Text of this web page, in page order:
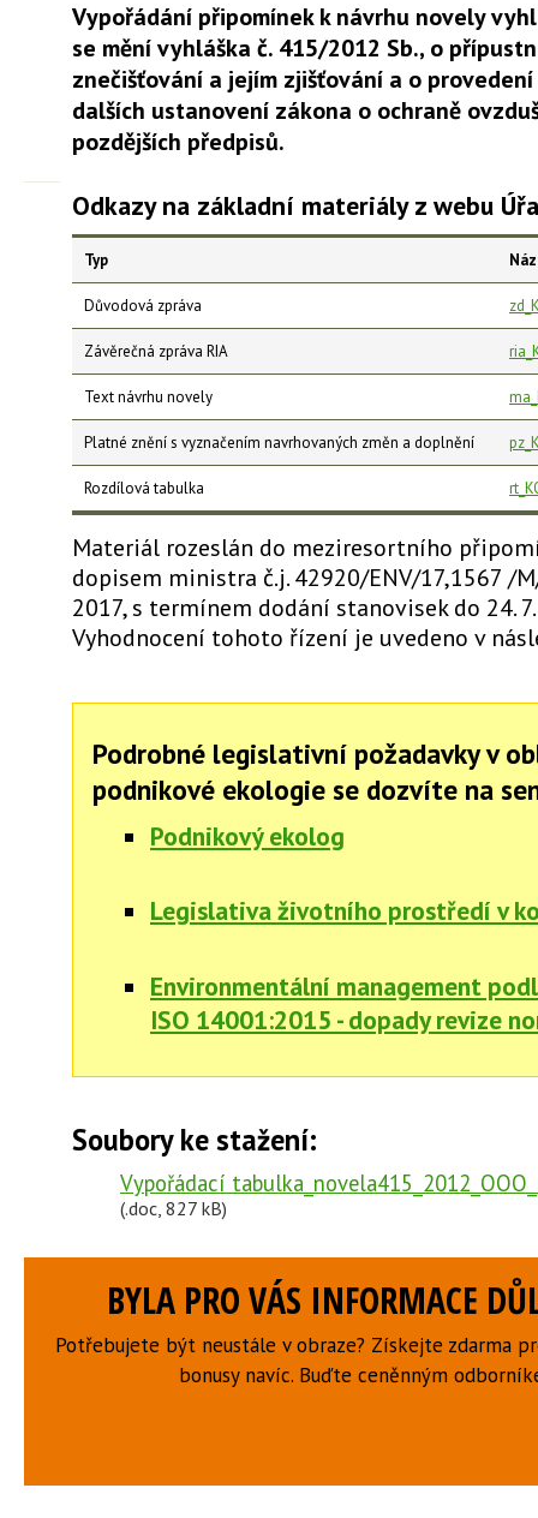
Vypořádání připomínek k návrhu novely
se mění vyhláška č. 415/2012 Sb., o
znečišťování a jejím zjišťování a o
dalších ustanovení zákona o ochraně
pozdějších předpisů.
Odkazy na základní materiály z webu
Typ
Důvodová zpráva
Závěrečná zpráva RIA
Text návrhu novely
Platné znění s vyznačením navrhovaných změn a doplnění
Rozdílová tabulka
Materiál rozeslán do meziresortního
dopisem ministra č.j. 42920/ENV/17,1567 /
2017, s termínem dodání stanovisek do 24. 7.
Vyhodnocení tohoto řízení je uvedeno v
Podrobné legislativní požadavky v
podnikové ekologie se dozvíte na
Podnikový ekolog
Legislativa životního prostředí v
Environmentální management
ISO 14001:2015 - dopady revize
Soubory ke stažení:
Vypořádací
(.doc, 827 kB)
BYLA PRO VÁS INFORMACE
Potřebujete být neustále v obraze? Získejte zdarma
bonusy navíc. Buďte ceněnným